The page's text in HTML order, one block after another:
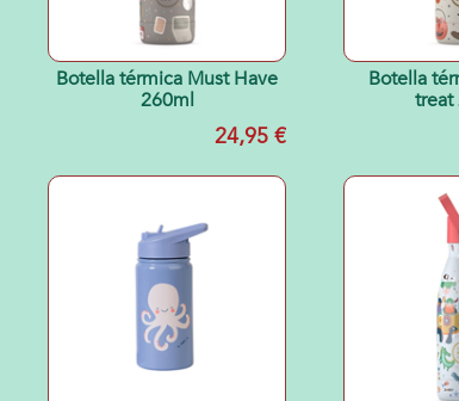
Botella térmica Must Have
260ml
24,95 €
Botella
treat